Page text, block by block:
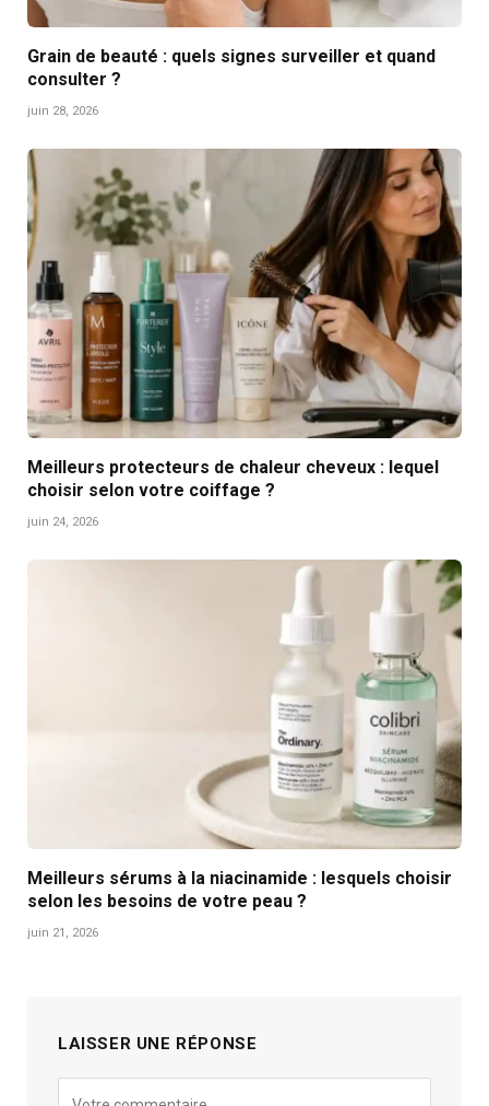
Grain de beauté : quels signes surveiller et quand
consulter ?
juin 28, 2026
Meilleurs protecteurs de chaleur cheveux : lequel
choisir selon votre coiffage ?
juin 24, 2026
Meilleurs sérums à la niacinamide : lesquels choisir
selon les besoins de votre peau ?
juin 21, 2026
LAISSER UNE RÉPONSE